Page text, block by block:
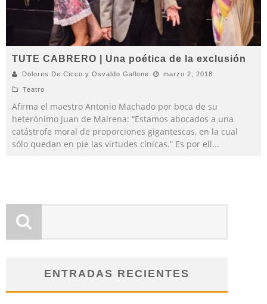
TUTE CABRERO | Una poética de la exclusión
Dolores De Cicco y Osvaldo Gallone marzo 2, 2018
Teatro
Afirma el maestro Antonio Machado por boca de su
heterónimo Juan de Mairena: “Estamos abocados a una
catástrofe moral de proporciones gigantescas, en la cual
sólo quedan en pie las virtudes cínicas.” Es por ell...
ENTRADAS RECIENTES